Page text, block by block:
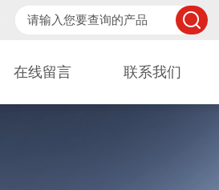
在线留言 联系我们